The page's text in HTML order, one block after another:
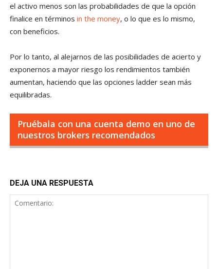
el activo menos son las probabilidades de que la opción
finalice en términos in the money, o lo que es lo mismo,
con beneficios.
Por lo tanto, al alejarnos de las posibilidades de acierto y
exponernos a mayor riesgo los rendimientos también
aumentan, haciendo que las opciones ladder sean más
equilibradas.
Pruébala con una cuenta demo en uno de
nuestros brokers recomendados
DEJA UNA RESPUESTA